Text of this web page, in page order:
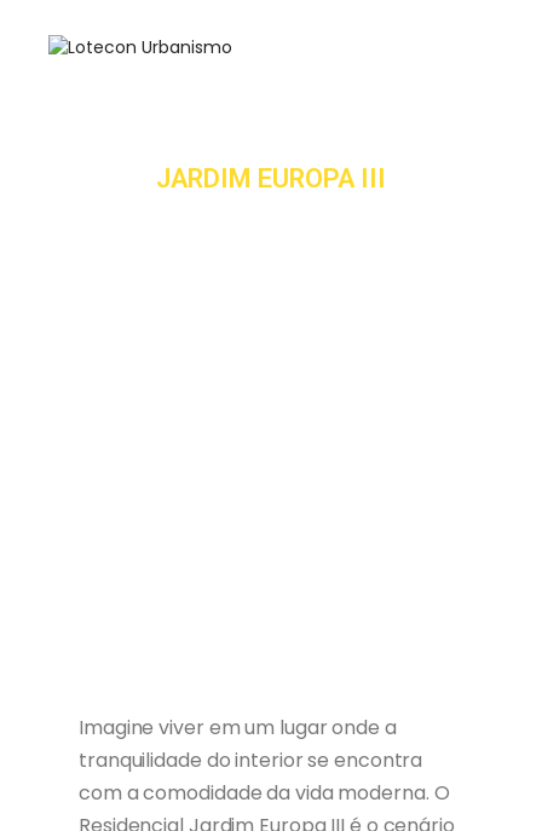
JARDIM EUROPA III
Imagine viver em um lugar onde a
tranquilidade do interior se encontra
com a comodidade da vida moderna. O